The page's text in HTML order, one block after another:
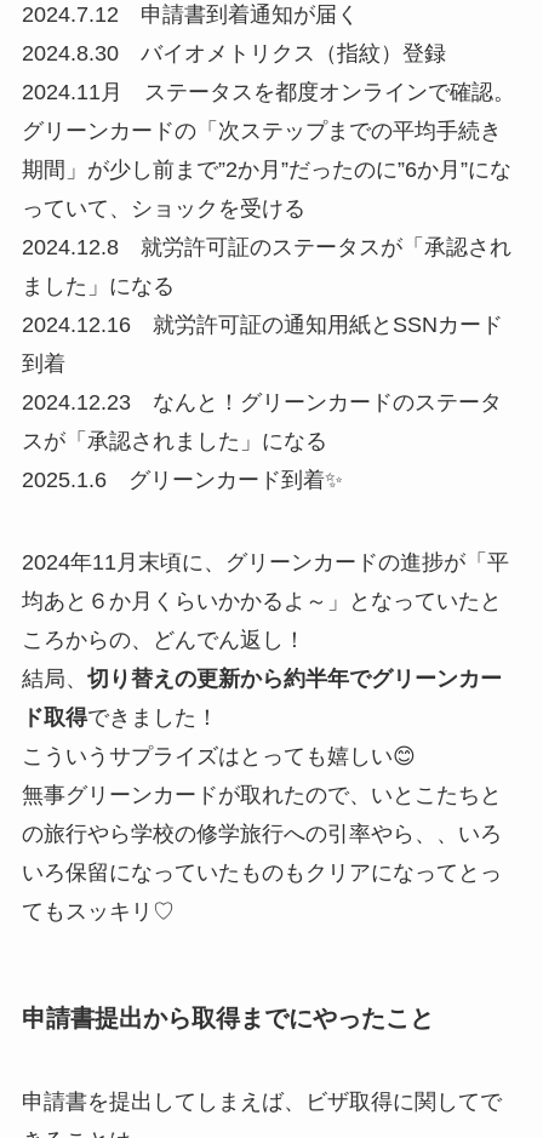
2024.7.12 申請書到着通知が届く
2024.8.30 バイオメトリクス（指紋）登録
2024.11月 ステータスを都度オンラインで確認。
グリーンカードの「次ステップまでの平均手続き
期間」が少し前まで”2か月”だったのに”6か月”にな
っていて、ショックを受ける
2024.12.8 就労許可証のステータスが「承認され
ました」になる
2024.12.16 就労許可証の通知用紙とSSNカード
到着
2024.12.23 なんと！グリーンカードのステータ
スが「承認されました」になる
2025.1.6 グリーンカード到着✨
2024年11月末頃に、グリーンカードの進捗が「平
均あと６か月くらいかかるよ～」となっていたと
ころからの、どんでん返し！
結局、 切り替えの更新から約半年でグリーンカー
ド取得できました！
こういうサプライズはとっても嬉しい😊
無事グリーンカードが取れたので、いとこたちと
の旅行やら学校の修学旅行への引率やら、、いろ
いろ保留になっていたものもクリアになってとっ
てもスッキリ♡
申請書提出から取得までにやったこと
申請書を提出してしまえば、ビザ取得に関してで